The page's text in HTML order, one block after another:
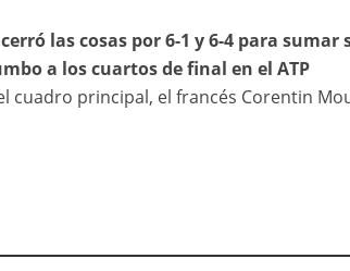
las cosas por 6-1 y 6-4 para sumar
a los cuartos de final en el ATP
cuadro principal, el francés Corentin